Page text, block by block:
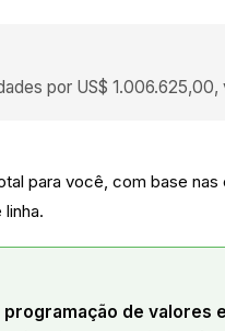
por US$ 1.006.625,00,
para você, com base nas
de valores